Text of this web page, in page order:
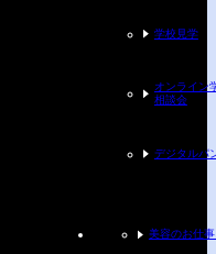
学校見学
オンライン
相談会
デジタルパ
美容のお仕